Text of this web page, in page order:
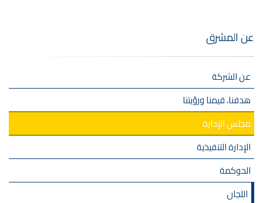
عن المشرق
عن الشركة
هدفنا، قيمنا ورؤيتنا
مجلس الإدارة
الإدارة التنفيذية
الحوكمة
اللجان